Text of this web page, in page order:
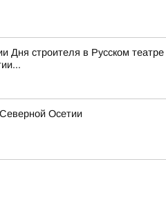
строителя в Русском
Осетии